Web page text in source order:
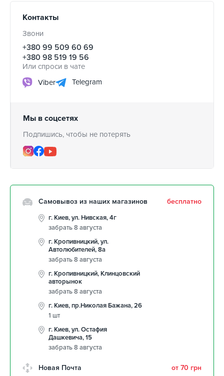
Контакты
Звони
+380 99 509 60 69
+380 98 519 19 56
Или спроси в чате
Viber
Telegram
Мы в соцсетях
Подпишись, чтобы не потерять
Самовывоз из наших магазинов бесплатно
г. Киев, ул. Нивская, 4г
забрать 8 августа
г. Кропивницкий, ул.
Автолюбителей, 8а
забрать 8 августа
г. Кропивницкий, Клинцовский
авторынок
забрать 8 августа
г. Киев, пр.Николая Бажана, 26
1 шт
г. Киев, ул. Остафия
Дашкевича, 15
забрать 8 августа
Новая Почта от 70 грн